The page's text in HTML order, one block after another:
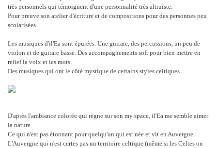
très personnels qui témoignent d'une personnalité très altruiste.
Pour preuve son atelier d'écriture et de compositions pour des personnes peu
scolarisées.
Les musiques d'il'Ea sont épurées. Une guitare, des percussions, un peu de
violon et de guitare basse. Des accompagnements soft pour bien mettre en
relief la voix et les mots.
Des musiques qui ont le côté mystique de certains styles celtiques.
D'après l'ambiance colorée qui règne sur son my space, il'Ea me semble aimer
la nature.
Ce qui n'est pas étonnant pour quelqu'un qui est née et vit en Auvergne.
L'Auvergne qui n'est certes pas un territoire celtique (même si les Celtes on